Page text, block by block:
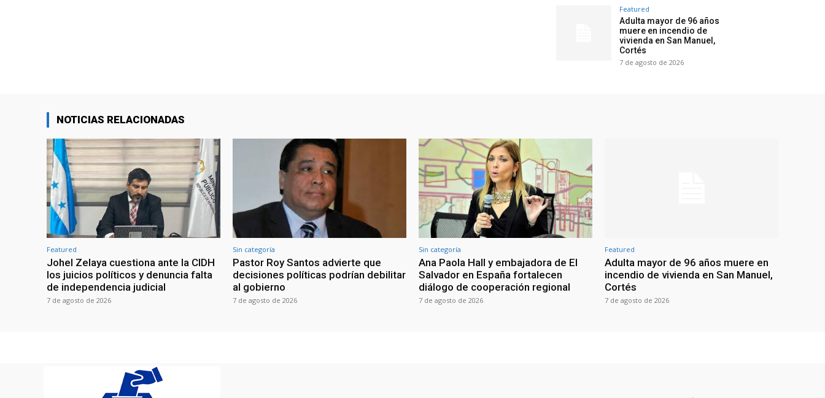
Featured
Adulta mayor de 96 años
muere en incendio de
vivienda en San Manuel,
Cortés
7 de agosto de 2026
NOTICIAS RELACIONADAS
Featured
Johel Zelaya cuestiona ante la CIDH
los juicios políticos y denuncia falta
de independencia judicial
7 de agosto de 2026
Sin categoría
Pastor Roy Santos advierte que
decisiones políticas podrían debilitar
al gobierno
7 de agosto de 2026
Sin categoría
Ana Paola Hall y embajadora de El
Salvador en España fortalecen
diálogo de cooperación regional
7 de agosto de 2026
Featured
Adulta mayor de 96 años muere en
incendio de vivienda en San Manuel,
Cortés
7 de agosto de 2026